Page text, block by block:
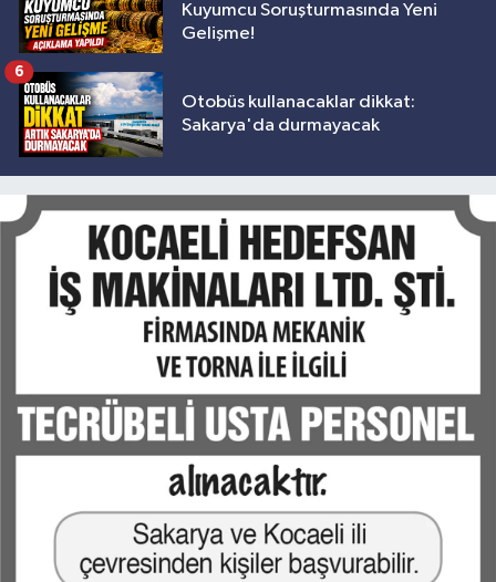
Kuyumcu Soruşturmasında Yeni
Gelişme!
Otobüs kullanacaklar dikkat:
Sakarya'da durmayacak
6